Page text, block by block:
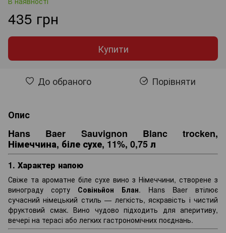
435 грн
Купити
До обраного Порівняти
Опис
Hans Baer Sauvignon Blanc trocken,
Німеччина, біле сухе, 11%, 0,75 л
1. Характер напою
Свіже та ароматне біле сухе вино з Німеччини, створене з
винограду сорту Совіньйон Блан. Hans Baer втілює
сучасний німецький стиль — легкість, яскравість і чистий
фруктовий смак. Вино чудово підходить для аперитиву,
вечері на терасі або легких гастрономічних поєднань.